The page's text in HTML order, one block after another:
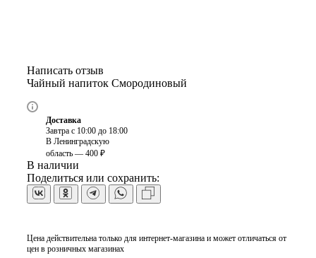
Написать отзыв
Чайный напиток Смородиновый
Доставка
Завтра с 10:00 до 18:00
В Ленинградскую
область — 400 ₽
В наличии
Поделиться или сохранить:
Цена действительна только для интернет-магазина и может отличаться от
цен в розничных магазинах